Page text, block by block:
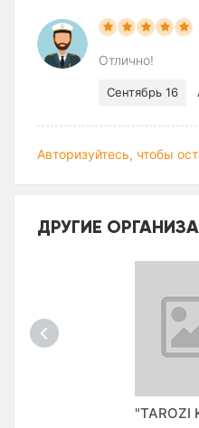
Отлично!
Сентябрь 16
Авторизуйтесь, чтобы
ДРУГИЕ
"TAROZI